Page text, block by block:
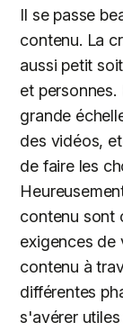
Il se passe
contenu. La
aussi petit
et
grande
des vidéos,
de faire les
contenu sont
exigences de
contenu à
différentes
s'avérer utiles